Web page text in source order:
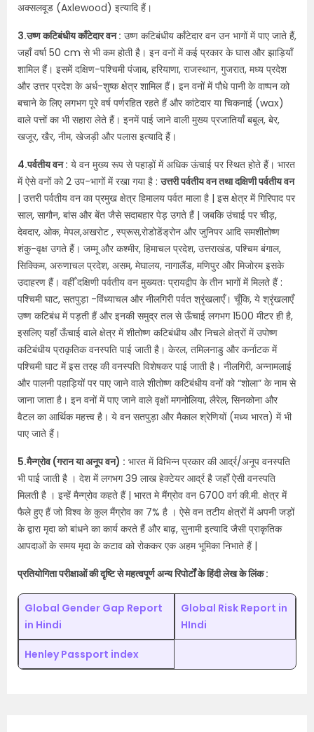
अक्सलवूड (Axlewood) इत्यादि हैं।
3.उष्ण कटिबंधीय काँटेदार वन : उष्ण कटिबंधीय काँटेदार वन उन भागों में पाए जाते हैं,
जहाँ वर्षा 50 cm से भी कम होती है। इन वनों में कई प्रकार के घास और झाड़ियाँ
शामिल हैं। इसमें दक्षिण-पश्चिमी पंजाब, हरियाणा, राजस्थान, गुजरात, मध्य प्रदेश
और उत्तर प्रदेश के अर्ध-शुष्क क्षेत्र शामिल हैं। इन वनों में पौधे पानी के वाष्पन को
बचाने के लिए लगभग पूरे वर्ष पर्णरहित रहते हैं और कांटेदार या चिकनाई (wax)
वाले पत्तों का भी सहारा लेते हैं। इनमें पाई जाने वाली मुख्य प्रजातियाँ बबूल, बेर,
खजूर, खैर, नीम, खेजड़ी और पलास इत्यादि हैं।
4.पर्वतीय वन : ये वन मुख्य रूप से पहाड़ों में अधिक ऊंचाई पर स्थित होते हैं। भारत
में ऐसे वनों को 2 उप-भागों में रखा गया है :उत्तरी पर्वतीय वन तथा दक्षिणी पर्वतीय वन
| उत्तरी पर्वतीय वन का प्रमुख क्षेत्र हिमालय पर्वत माला है | इस क्षेत्र में गिरिपाद पर
साल, सागौन, बांस और बेंत जैसे सदाबहार पेड़ उगते हैं | जबकि उंचाई पर चीड़,
देवदार, ओक, मेपल,अखरोट , स्प्रूस,रोडोडेंड्रोन और जुनिपर आदि समशीतोष्ण
शंकु-वृक्ष उगते हैं। जम्मू और कश्मीर, हिमाचल प्रदेश, उत्तराखंड, पश्चिम बंगाल,
सिक्किम, अरुणाचल प्रदेश, असम, मेघालय, नागालैंड, मणिपुर और मिजोरम इसके
उदाहरण हैं। वहीँ दक्षिणी पर्वतीय वन मुख्यतः प्रायद्वीप के तीन भागों में मिलते हैं :
पश्चिमी घाट, सतपुड़ा -विंध्याचल और नीलगिरी पर्वत श्रृंखलाएँ। चूँकि, ये श्रृंखलाएँ
उष्ण कटिबंध में पड़ती हैं और इनकी समुद्र तल से ऊँचाई लगभग 1500 मीटर ही है,
इसलिए यहाँ ऊँचाई वाले क्षेत्र में शीतोष्ण कटिबंधीय और निचले क्षेत्रों में उपोष्ण
कटिबंधीय प्राकृतिक वनस्पति पाई जाती है। केरल, तमिलनाडु और कर्नाटक में
पश्चिमी घाट में इस तरह की वनस्पति विशेषकर पाई जाती है। नीलगिरी, अन्नामलाई
और पालनी पहाड़ियों पर पाए जाने वाले शीतोष्ण कटिबंधीय वनों को “शोला” के नाम से
जाना जाता है। इन वनों में पाए जाने वाले वृक्षों मगनोलिया, लैरेल, सिनकोना और
वैटल का आर्थिक महत्त्व है। ये वन सतपुड़ा और मैकाल श्रेणियों (मध्य भारत) में भी
पाए जाते हैं।
5.मैन्ग्रोव (गरान या अनूप वन) : भारत में विभिन्न प्रकार की आर्द्र/अनूप वनस्पति
भी पाई जाती है । देश में लगभग 39 लाख हेक्टेयर आर्द्र है जहाँ ऐसी वनस्पति
मिलती है । इन्हें मैन्ग्रोव कहते हैं | भारत मे मैंग्रोव वन 6700 वर्ग की.मी. क्षेत्र में
फैले हुए हैं जो विश्व के कुल मैंग्रोव का 7% है । ऐसे वन तटीय क्षेत्रों में अपनी जड़ों
के द्वारा मृदा को बांधने का कार्य करते हैं और बाढ़, सुनामी इत्यादि जैसी प्राकृतिक
आपदाओं के समय मृदा के कटाव को रोककर एक अहम भूमिका निभाते हैं |
प्रतियोगिता परीक्षाओं की दृष्टि से महत्वपूर्ण अन्य रिपोर्टों के हिंदी लेख के लिंक :
Global Gender Gap Report
in Hindi
Global Risk Report in
HIndi
Henley Passport index